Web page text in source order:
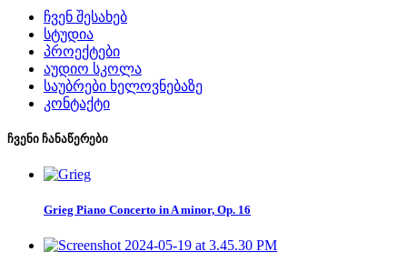
ჩვენ შესახებ
სტუდია
პროექტები
აუდიო სკოლა
საუბრები ხელოვნებაზე
კონტაქტი
ჩვენი ჩანაწერები
Grieg Piano Concerto in A minor, Op. 16